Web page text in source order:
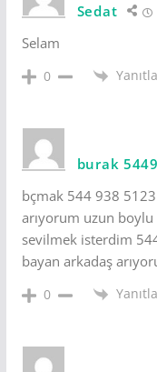
Sedat
Selam
0 Yanıtla
burak
bçmak 544 938
arıyorum uzun
sevilmek isterdim
bayan arkadaş
0 Yanıtla